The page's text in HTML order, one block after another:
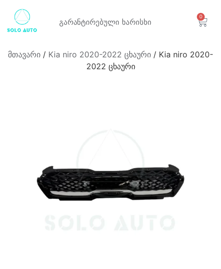
გარანტირებული ხარისხი
0
მთავარი / Kia niro 2020-2022 ცხაური / Kia niro 2020-
2022 ცხაური